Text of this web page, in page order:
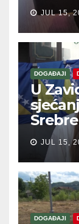
JUL 15,
DOGAĐAJI
U
JUL 15,
DOGAĐAJI